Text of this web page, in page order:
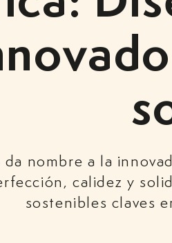
da nombre a la
calidez y
sostenibles claves